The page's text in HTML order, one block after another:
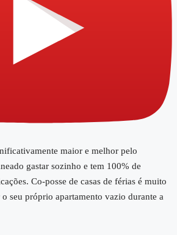
maior e melhor pelo
gastar sozinho e tem 100% de
Co-posse de casas de férias é muito
seu próprio apartamento vazio durante a